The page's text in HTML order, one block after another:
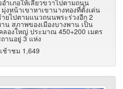
ำเภอให้เลี้ยวขวาไปตามถนน
งหน้าเขาหาเขานางทองที่ตั้งเด่น
ยไปตามแนวถนนพระร่วงอีก 2
น สภาพของเมืองบางพาน เป็น
ลองใหญ่ ประมาณ 450+200 เมตร
านอยู่ 3 แห่ง
ช้าชม 1,649